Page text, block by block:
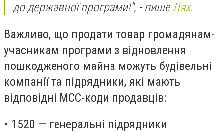
до державної програми!", - пишеЛях.
Важливо, що продати товар громадянам-
учасникам програми з відновлення
пошкодженого майна можуть будівельні
компанії та підрядники, які мають
відповідні МСС-коди продавців:
• 1520 — генеральні підрядники